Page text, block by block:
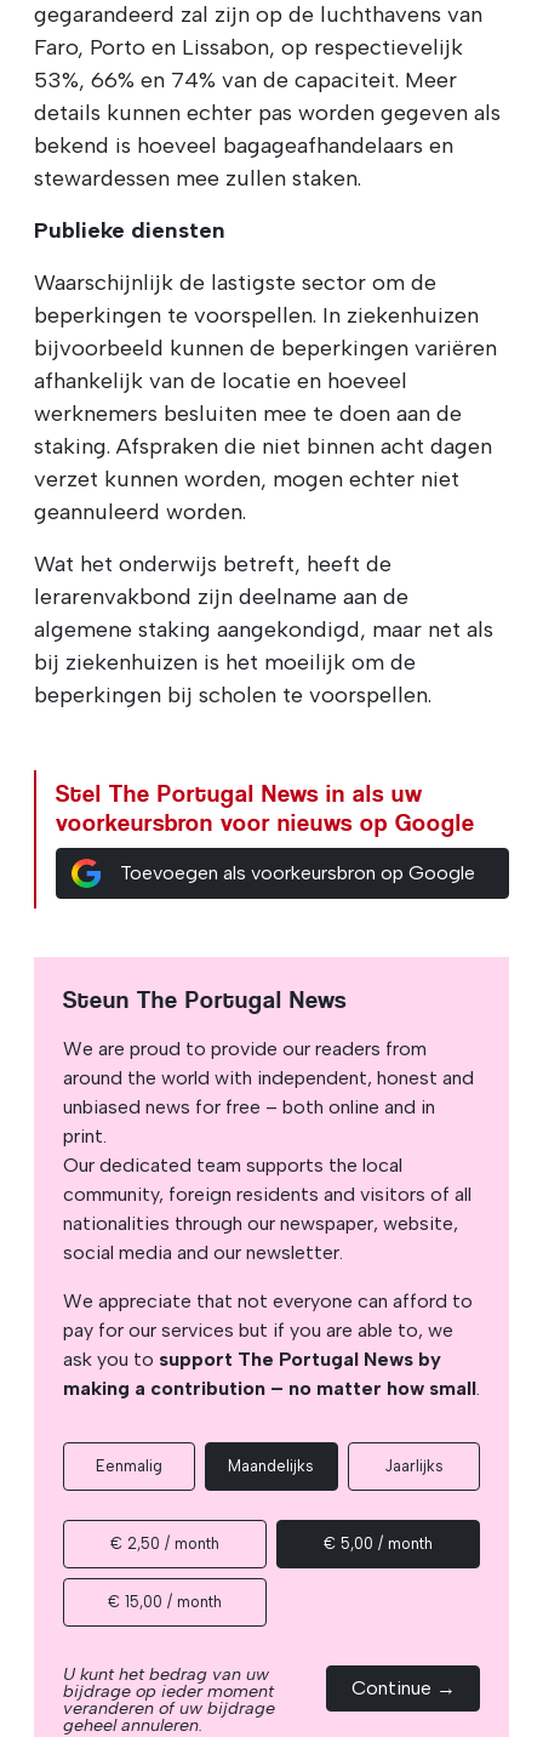
gegarandeerd zal zijn op de luchthavens van
Faro, Porto en Lissabon, op respectievelijk
53%, 66% en 74% van de capaciteit. Meer
details kunnen echter pas worden gegeven als
bekend is hoeveel bagageafhandelaars en
stewardessen mee zullen staken.
Publieke diensten
Waarschijnlijk de lastigste sector om de
beperkingen te voorspellen. In ziekenhuizen
bijvoorbeeld kunnen de beperkingen variëren
afhankelijk van de locatie en hoeveel
werknemers besluiten mee te doen aan de
staking. Afspraken die niet binnen acht dagen
verzet kunnen worden, mogen echter niet
geannuleerd worden.
Wat het onderwijs betreft, heeft de
lerarenvakbond zijn deelname aan de
algemene staking aangekondigd, maar net als
bij ziekenhuizen is het moeilijk om de
beperkingen bij scholen te voorspellen.
Stel The Portugal News in als uw
voorkeursbron voor nieuws op Google
Toevoegen als voorkeursbron op Google
Steun The Portugal News
We are proud to provide our readers from
around the world with independent, honest and
unbiased news for free – both online and in
print.
Our dedicated team supports the local
community, foreign residents and visitors of all
nationalities through our newspaper, website,
social media and our newsletter.
We appreciate that not everyone can afford to
pay for our services but if you are able to, we
ask you to support The Portugal News by
making a contribution – no matter how small.
Eenmalig Maandelijks Jaarlijks
€ 2,50 / month € 5,00 / month
€ 15,00 / month
U kunt het bedrag van uw
bijdrage op ieder moment
veranderen of uw bijdrage
geheel annuleren.
Continue →